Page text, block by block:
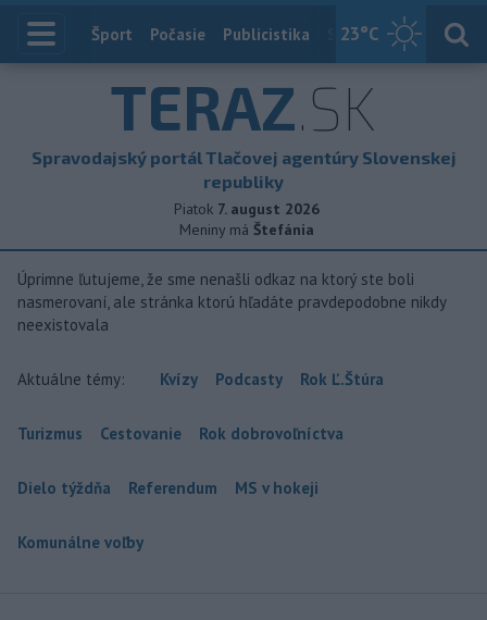
23°C
Index
Šport Počasie Publicistika Slovensko
TERAZ.SK
Spravodajský portál Tlačovej agentúry Slovenskej
republiky
Piatok 7. august 2026
Meniny má Štefánia
Úprimne ľutujeme, že sme nenašli odkaz na ktorý ste boli
nasmerovaní, ale stránka ktorú hľadáte pravdepodobne nikdy
neexistovala
Aktuálne témy: Kvízy Podcasty Rok Ľ.Štúra
Turizmus Cestovanie Rok dobrovoľníctva
Dielo týždňa Referendum MS v hokeji
Komunálne voľby